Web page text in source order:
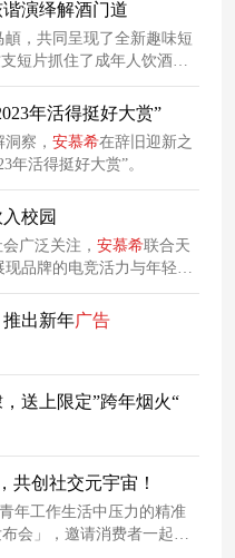
演绎解酒门道
頔，共同呈现了全新趣味短
短片抓住了成年人饮酒后
一笑中看到自己的影子。
体面的解决方案，有效传
年活得挺好大赏”
察， 安慕希在辞旧迎新之
年活得挺好大赏”。
校园
广泛关注， 安慕希联合天
品牌的电竞活力与年轻
出新年广告
送上限定”跨年烟火“
共创社交元宇宙！
年工作生活中压力的精准
会」，邀请消费者一起寻